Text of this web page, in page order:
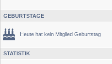
GEBURTSTAGE
Heute hat kein Mitglied Geburtstag
STATISTIK